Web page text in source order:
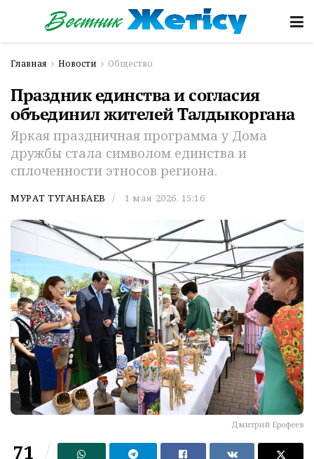
Главная Новости Общество
Праздник единства и согласия
объединил жителей Талдыкоргана
Яркая праздничная программа у Дома
дружбы стала символом единства и
сплоченности этносов региона.
МУРАТ ТУГАНБАЕВ 1 мая 2026, 15:16
Дмитрий Ерофеев
71